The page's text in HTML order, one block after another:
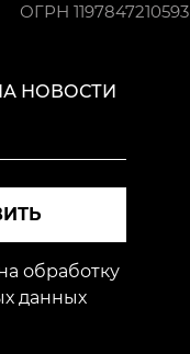
ОГРН 1197847210593
НОВОСТИ
обработку
данных